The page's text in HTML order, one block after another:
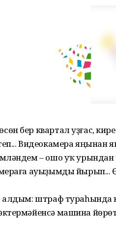
бер квартал уҙғас,
Видеокамера яңынан
– ошо уҡ урындан
ауыҙымды йырып...
алдым: штраф тураһында
машина